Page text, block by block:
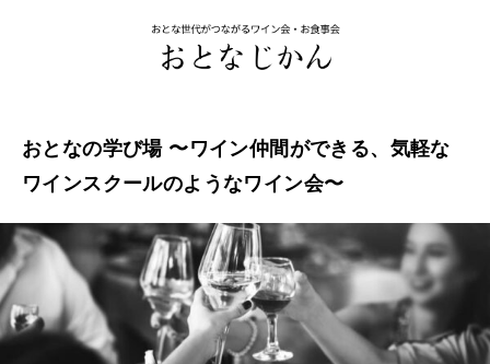
おとなの学び場 〜ワイン仲間ができる、気軽な
ワインスクールのようなワイン会〜